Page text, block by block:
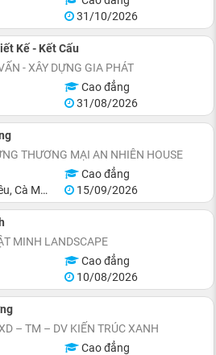
31/10/2026
Kế - Kết Cấu
- XÂY DỰNG GIA PHÁT
Cao đẳng
31/08/2026
THƯƠNG MẠI AN NHIÊN HOUSE
Cao đẳng
Cà Mau
15/09/2026
MINH LANDSCAPE
Cao đẳng
10/08/2026
– TM – DV KIẾN TRÚC XANH
Cao đẳng